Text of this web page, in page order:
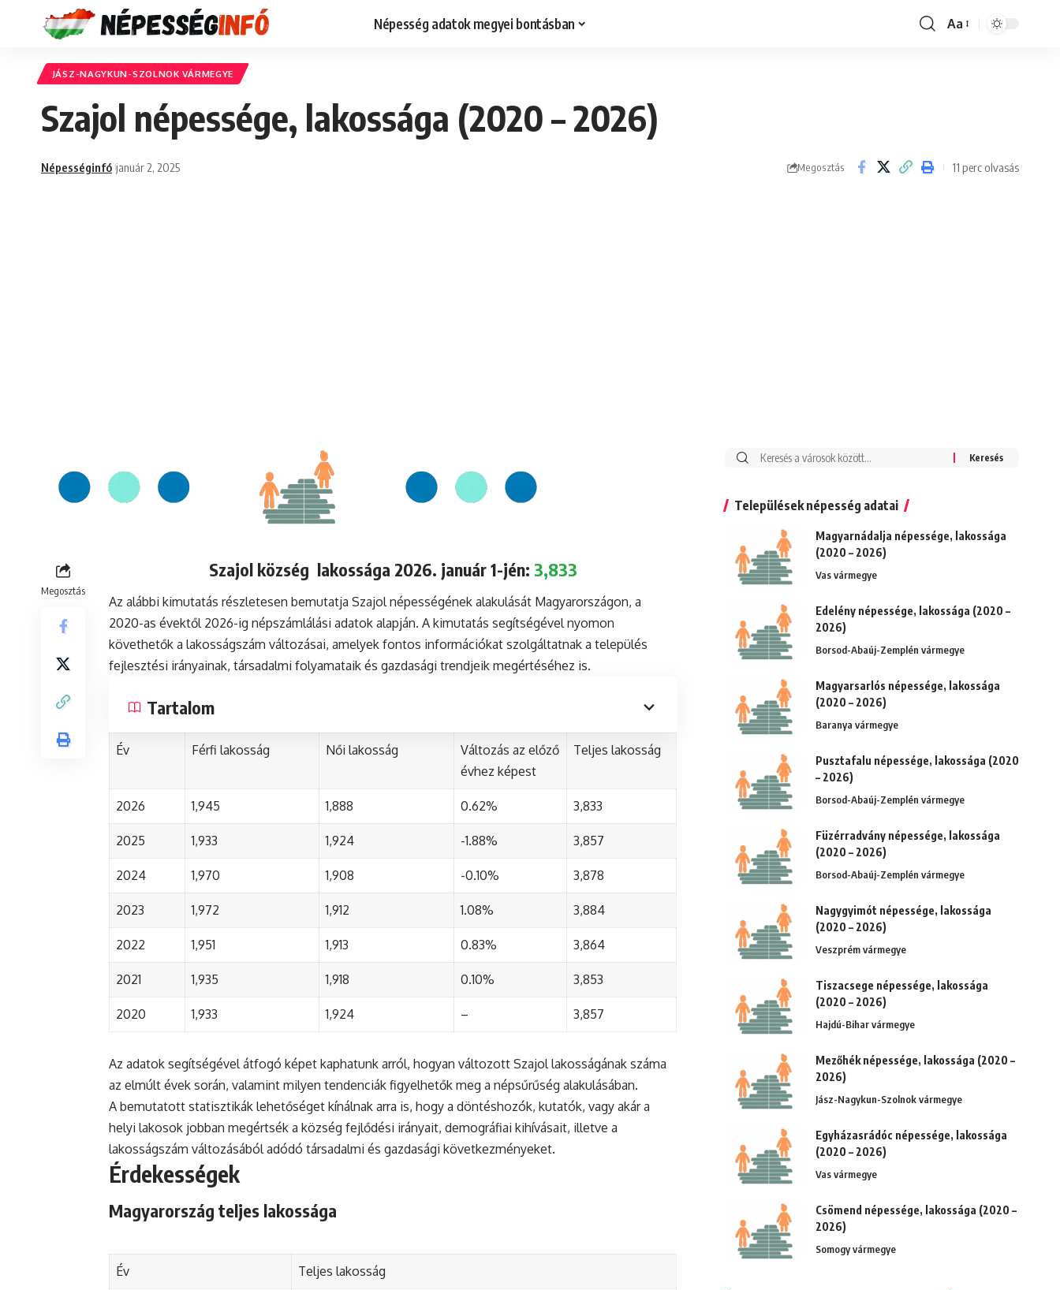
Népesség adatok megyei bontásban
Font
Aa
JÁSZ-NAGYKUN-SZOLNOK VÁRMEGYE
Szajol népessége, lakossága (2020 – 2026)
Népességinfó január 2, 2025 Megosztás 11 perc olvasás
Megosztás
Szajol község lakossága 2026. január 1-jén: 3,833
Az alábbi kimutatás részletesen bemutatja Szajol népességének alakulását Magyarországon, a
2020-as évektől 2026-ig népszámlálási adatok alapján. A kimutatás segítségével nyomon
követhetők a lakosságszám változásai, amelyek fontos információkat szolgáltatnak a település
fejlesztési irányainak, társadalmi folyamataik és gazdasági trendjeik megértéséhez is.
Tartalom
Év Férfi lakosság Női lakosság
Változás az előző
évhez képest
Teljes lakosság
2026 1,945 1,888 0.62% 3,833
2025 1,933 1,924 -1.88% 3,857
2024 1,970 1,908 -0.10% 3,878
2023 1,972 1,912 1.08% 3,884
2022 1,951 1,913 0.83% 3,864
2021 1,935 1,918 0.10% 3,853
2020 1,933 1,924 – 3,857
Az adatok segítségével átfogó képet kaphatunk arról, hogyan változott Szajol lakosságának száma
az elmúlt évek során, valamint milyen tendenciák figyelhetők meg a népsűrűség alakulásában.
A bemutatott statisztikák lehetőséget kínálnak arra is, hogy a döntéshozók, kutatók, vagy akár a
helyi lakosok jobban megértsék a község fejlődési irányait, demográfiai kihívásait, illetve a
lakosságszám változásából adódó társadalmi és gazdasági következményeket.
Érdekességek
Magyarország teljes lakossága
Év Teljes lakosság
Keresés:
Települések népesség adatai
Magyarnádalja népessége, lakossága
(2020 – 2026)
Vas vármegye
Edelény népessége, lakossága (2020 –
2026)
Borsod-Abaúj-Zemplén vármegye
Magyarsarlós népessége, lakossága
(2020 – 2026)
Baranya vármegye
Pusztafalu népessége, lakossága (2020
– 2026)
Borsod-Abaúj-Zemplén vármegye
Füzérradvány népessége, lakossága
(2020 – 2026)
Borsod-Abaúj-Zemplén vármegye
Nagygyimót népessége, lakossága
(2020 – 2026)
Veszprém vármegye
Tiszacsege népessége, lakossága
(2020 – 2026)
Hajdú-Bihar vármegye
Mezőhék népessége, lakossága (2020 –
2026)
Jász-Nagykun-Szolnok vármegye
Egyházasrádóc népessége, lakossága
(2020 – 2026)
Vas vármegye
Csömend népessége, lakossága (2020 –
2026)
Somogy vármegye